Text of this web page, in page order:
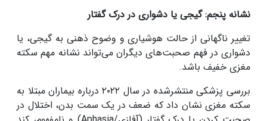
نشانه پنجم: گیجی یا دشواری در درک گفتار
تغییر ناگهانی از حالت هوشیاری و وضوح ذهنی به گیجی، یا
دشواری در فهم صحبت‌های دیگران می‌تواند نشانه مهم سکته
مغزی خفیف باشد.
بررسی پزشکی منتشرشده در سال ۲۰۲۲ درباره بیماران مبتلا به
سکته مغزی نشان داد که ضعف در یک سمت بدن، اختلال در